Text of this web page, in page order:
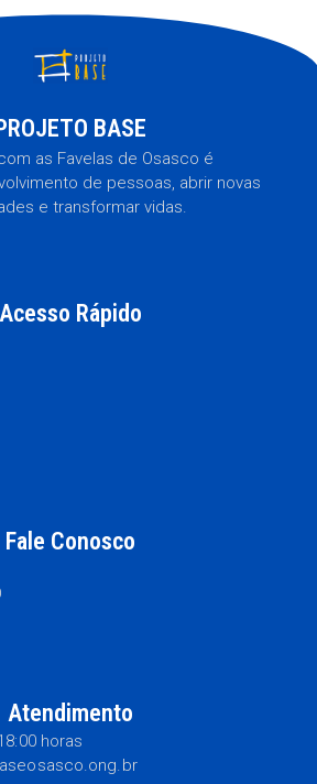
BASE
as Favelas de Osasco é
de pessoas, abrir novas
e transformar vidas.
Acesso Rápido
Fale Conosco
Atendimento
horas